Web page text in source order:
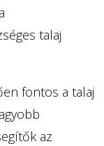
talaj
fontos a talaj
az